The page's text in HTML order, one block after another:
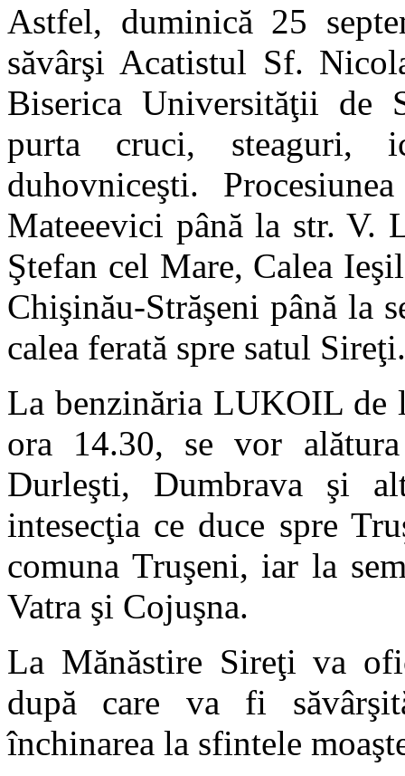
Astfel, duminică 25
săvârşi Acatistul Sf.
Biserica Universităţii de
purta cruci, steaguri,
duhovniceşti.
Mateeevici până la str. V.
Ştefan cel Mare, Calea
Chişinău-Străşeni până la
calea ferată spre satul Sireţi.
La benzinăria LUKOIL de
ora 14.30, se vor
Durleşti, Dumbrava şi
intesecţia ce duce spre
comuna Truşeni, iar la
Vatra şi Cojuşna.
La Mănăstire Sireţi va
după care va fi
închinarea la sfintele